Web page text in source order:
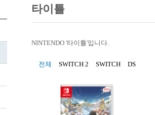
타이틀
NINTENDO '타이틀'입니다.
전체 SWITCH 2 SWITCH DS